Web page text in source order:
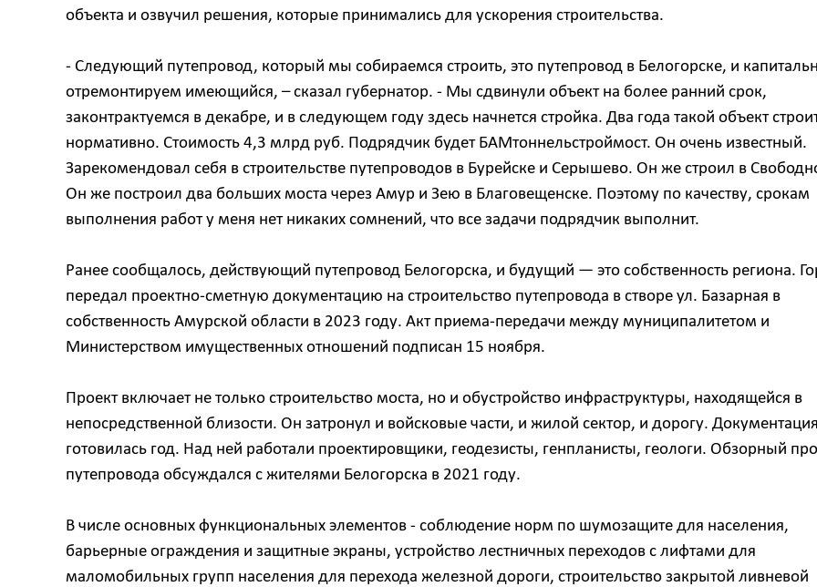
объекта и озвучил решения, которые принимались для ускорения строительства.
- Следующий путепровод, который мы собираемся строить, это путепровод в Белогорске, и
отремонтируем имеющийся, – сказал губернатор. - Мы сдвинули объект на более ранний срок,
законтрактуемся в декабре, и в следующем году здесь начнется стройка. Два года такой объект
нормативно. Стоимость 4,3 млрд руб. Подрядчик будет БАМтоннельстроймост. Он очень известный.
Зарекомендовал себя в строительстве путепроводов в Бурейске и Серышево. Он же строил в
Он же построил два больших моста через Амур и Зею в Благовещенске. Поэтому по качеству, срокам
выполнения работ у меня нет никаких сомнений, что все задачи подрядчик выполнит.
Ранее сообщалось, действующий путепровод Белогорска, и будущий — это собственность региона.
передал проектно-сметную документацию на строительство путепровода в створе ул. Базарная в
собственность Амурской области в 2023 году. Акт приема-передачи между муниципалитетом и
Министерством имущественных отношений подписан 15 ноября.
Проект включает не только строительство моста, но и обустройство инфраструктуры, находящейся в
непосредственной близости. Он затронул и войсковые части, и жилой сектор, и дорогу.
готовилась год. Над ней работали проектировщики, геодезисты, генпланисты, геологи. Обзорный
путепровода обсуждался с жителями Белогорска в 2021 году.
В числе основных функциональных элементов - соблюдение норм по шумозащите для населения,
барьерные ограждения и защитные экраны, устройство лестничных переходов с лифтами для
маломобильных групп населения для перехода железной дороги, строительство закрытой ливневой